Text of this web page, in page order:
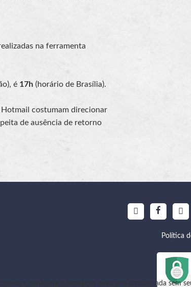
na ferramenta
é 17h (horário de Brasília).
Hotmail costumam direcionar
de ausência de retorno
Política
nenhuma informação pessoal é armazenada sem